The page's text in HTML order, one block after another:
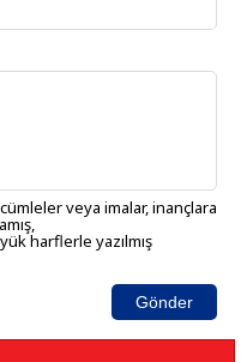
veya imalar, inançlara
harflerle yazılmış
Gönder